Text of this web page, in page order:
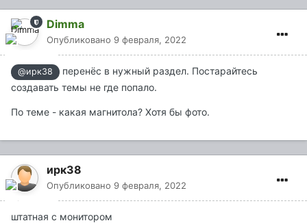
Dimma
Опубликовано 9 февраля, 2022
@ирк38
перенёс в нужный раздел. Постарайтесь
создавать темы не где попало.
По теме - какая магнитола? Хотя бы фото.
ирк38
Опубликовано 9 февраля, 2022
штатная с монитором